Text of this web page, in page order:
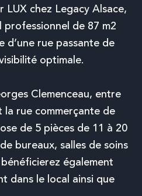
LUX chez Legacy Alsace,
de 87 m2
d’une rue passante de
optimale.
Clemenceau, entre
la rue commerçante de
de 5 pièces de 11 à 20
bureaux, salles de soins
également
dans le local ainsi que